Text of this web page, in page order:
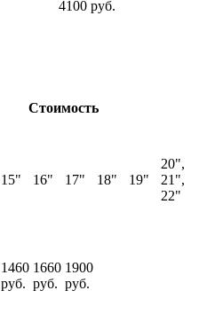
4100 руб.
Стоимость
15" 16" 17" 18" 19"
20",
21",
22"
1460
руб.
1660
руб.
1900
руб.